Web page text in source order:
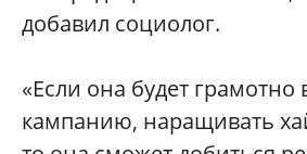
добавил социолог.
«Если она будет грамотно
кампанию, наращивать